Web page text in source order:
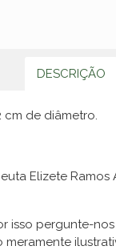
DESCRIÇÃO
cm de diâmetro.
Elizete
isso pergunte-